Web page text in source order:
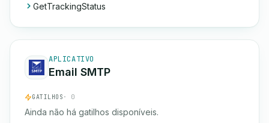
GetTrackingStatus
APLICATIVO
Email SMTP
GATILHOS · 0
Ainda não há gatilhos disponíveis.